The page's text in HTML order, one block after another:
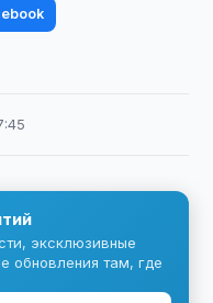
эксклюзивные
обновления там, где